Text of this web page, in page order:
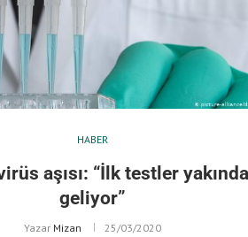
HABER
aşısı: “İlk testler yakında
geliyor”
Yazar Mizan 25/03/2020